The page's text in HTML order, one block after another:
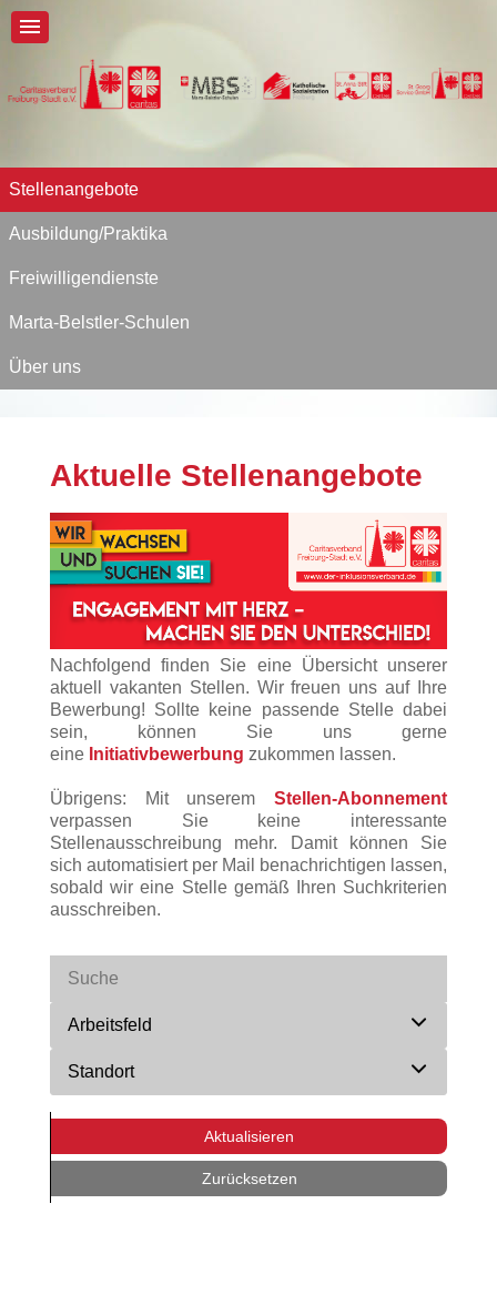
Stellenangebote
Ausbildung/Praktika
Freiwilligendienste
Marta-Belstler-Schulen
Über uns
Aktuelle Stellenangebote
Nachfolgend finden Sie eine Übersicht unserer
aktuell vakanten Stellen. Wir freuen uns auf Ihre
Bewerbung! Sollte keine passende Stelle dabei
sein, können Sie uns gerne
eine Initiativbewerbung zukommen lassen.
Übrigens: Mit unserem Stellen-Abonnement
verpassen Sie keine interessante
Stellenausschreibung mehr. Damit können Sie
sich automatisiert per Mail benachrichtigen lassen,
sobald wir eine Stelle gemäß Ihren Suchkriterien
ausschreiben.
Arbeitsfeld
Standort
Aktualisieren
Zurücksetzen